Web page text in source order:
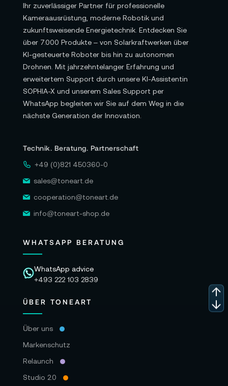
Ihr zuverlässiger Partner für professionelle
Kameraausrüstung, moderne Robotik und
zukunftsweisende Energietechnik. Entdecken Sie
über 7.000 Produkte – von Solarkraftwerken über
KI-gesteuerte Roboter bis hin zu autonomen
Drohnen. Mit jahrzehntelanger Erfahrung und
erweitertem Support durch unsere KI-Assistentin
SOPHIA-X und unserem Sales Support per
WhatsApp begleiten wir Sie auf dem Weg in die
nächste Generation der Innovation.
Technik. Beratung. Partnerschaft
+49 (0)821 450360-0
sales@toneart.de
cooperation@toneart.de
info@toneart-shop.de
WHATSAPP BERATUNG
WhatsApp advice
+493 222 103 2839
ÜBER TONEART
Über uns
Markenschutz
Relaunch
Studio 2.0